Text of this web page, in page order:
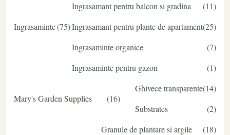
Ingrasaminte 75
Ingrasamant pentru balcon si gradina
11
Ingrasamant pentru plante de apartament 25
Ingrasaminte organice
7
Ingrasaminte pentru gazon
1
Mary's Garden Supplies 16
Ghivece transparente 14
Substrates
2
Granule de plantare si argile
18